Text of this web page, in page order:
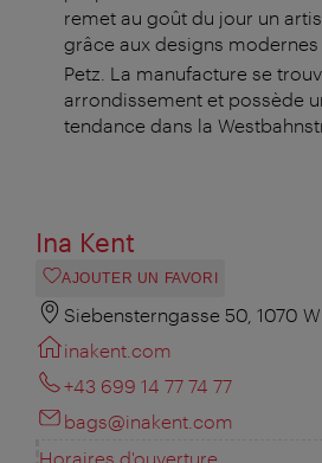
remet au goût du jour un
grâce aux designs
Petz. La manufacture se
arrondissement et possède
tendance dans la
Ina Kent
AJOUTER UN FAVORI
Siebensterngasse 50, 1070
inakent.com
+43 699 14 77 74 77
bags@inakent.com
Horaires d'ouverture